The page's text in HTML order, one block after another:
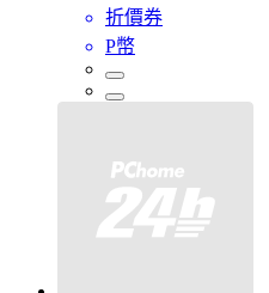
折價券
P幣